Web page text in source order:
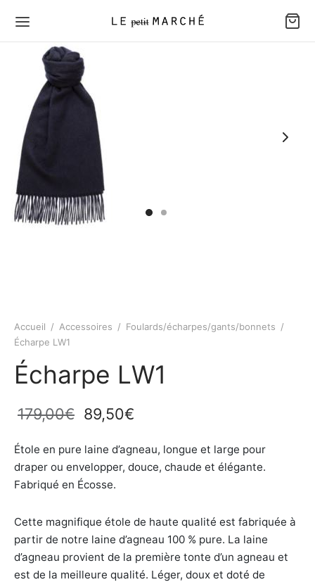
Accueil / Accessoires / Foulards/écharpes/gants/bonnets /
Écharpe LW1
Écharpe LW1
179,00€
Le prix
était :
179,00€.
89,50€
est :
89,50€.
Étole en pure laine d’agneau, longue et large pour
draper ou envelopper, douce, chaude et élégante.
Fabriqué en Écosse.
Cette magnifique étole de haute qualité est fabriquée à
partir de notre laine d’agneau 100 % pure. La laine
d’agneau provient de la première tonte d’un agneau et
est de la meilleure qualité. Léger, doux et doté de